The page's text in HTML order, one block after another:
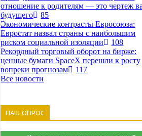
отношение к родителям — это чертеж
будущего
85
Экономические контрасты Евросоюза:
Евростат назвал страны с наибольшим
риском социальной изоляции
108
Рекордный торговый оборот на бирже:
ценные бумаги SpaceX перешли к росту
вопреки прогнозам
117
Все новости
НАШ ОПРОС